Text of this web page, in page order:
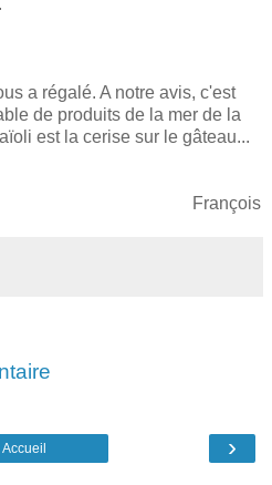
a régalé. A notre avis, c'est
de produits de la mer de la
est la cerise sur le gâteau...
François
›
Accueil